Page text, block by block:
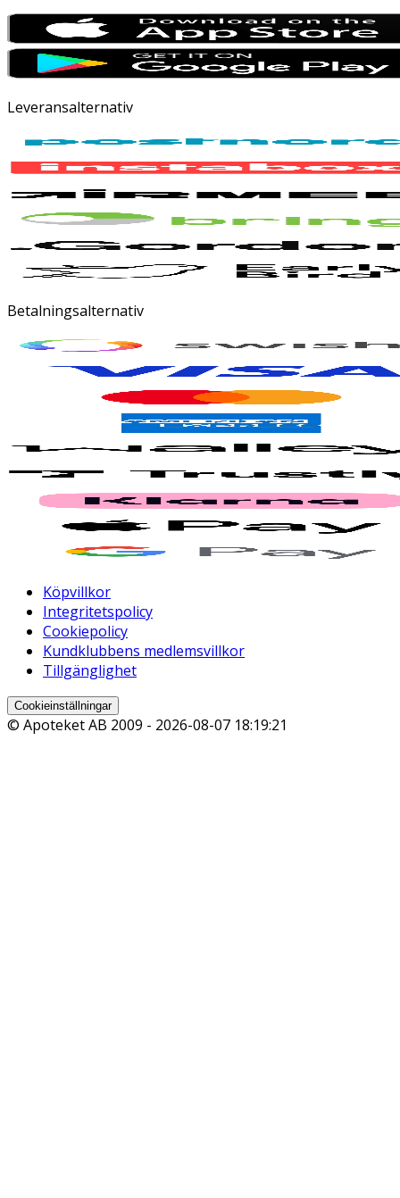
Leveransalternativ
Betalningsalternativ
Köpvillkor
Integritetspolicy
Cookiepolicy
Kundklubbens medlemsvillkor
Tillgänglighet
Cookieinställningar
© Apoteket AB 2009 - 2026-08-07 18:19:21